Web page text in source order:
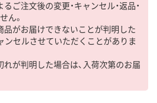
ご注文後の変更・キャンセル・返品・
ん。
品がお届けできないことが判明した
ンセルさせていただくことがありま
れが判明した場合は、入荷次第のお届